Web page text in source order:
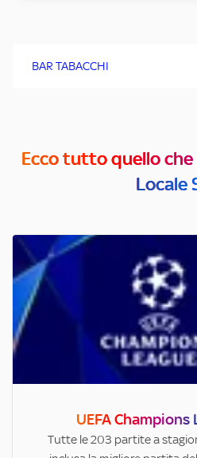
BAR TABACCHI
Ecco tutto quello
Locale
UEFA Champions
Tutte le 203 partite a